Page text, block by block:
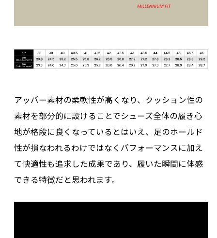
アッパー素材の柔軟性が高くなり、クッション性の
素材を部分的に設けることでシューズ全体の履き心
地が格段に良くなっているとはいえ、足のホールド
性が損なわれるわけではなくパフォーマンスに加え
て快適性も追求した成果であり、履いた瞬間に体感
できる特徴だと思われます。